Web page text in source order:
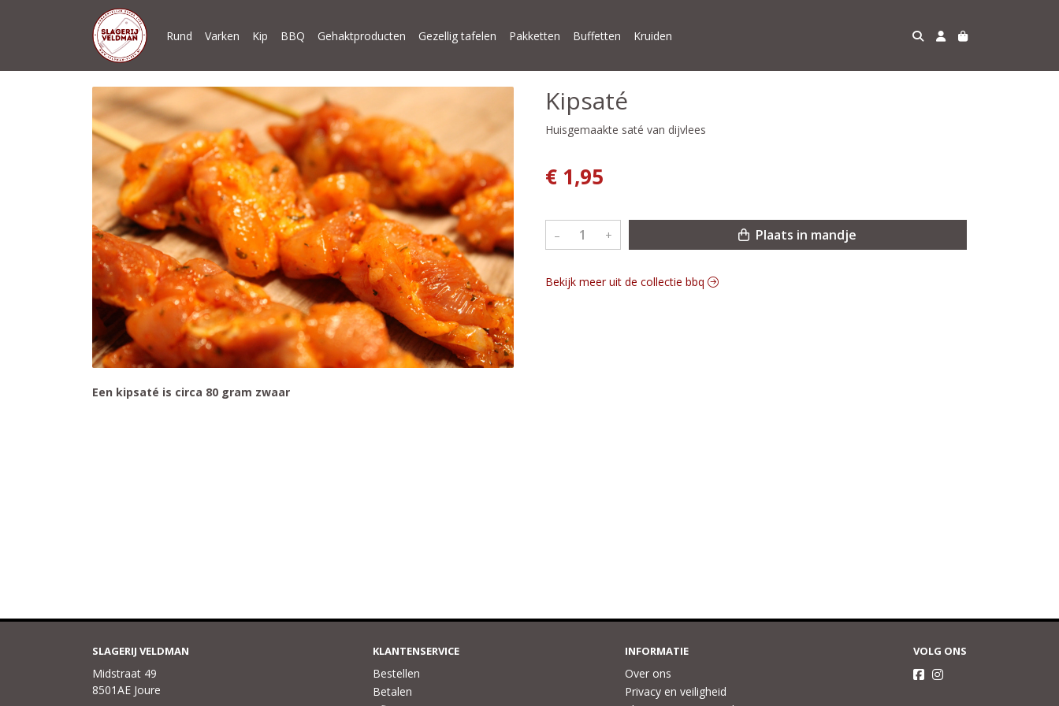
Rund Varken Kip BBQ Gehaktproducten Gezellig tafelen Pakketten Buffetten Kruiden
Een kipsaté is circa 80 gram zwaar
Kipsaté
Huisgemaakte saté van dijvlees
€ 1,95
– + Plaats in mandje
Bekijk meer uit de collectie bbq
SLAGERIJ VELDMAN
Midstraat 49
8501AE Joure
KLANTENSERVICE
Bestellen
Betalen
INFORMATIE
Over ons
Privacy en veiligheid
VOLG ONS